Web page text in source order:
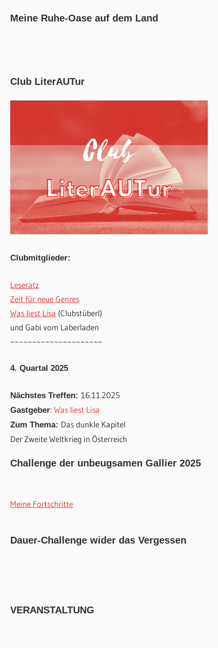
Meine Ruhe-Oase auf dem Land
Club LiterAUTur
Clubmitglieder:
Leseratz
Zeit für neue Genres
Was liest Lisa (Clubstüberl)
und Gabi vom Laberladen
~~~~~~~~~~~~~~~~~~~~~
4. Quartal 2025
Nächstes Treffen:16.11.2025
Gastgeber:Was liest Lisa
Zum Thema: Das dunkle Kapitel
Der Zweite Weltkrieg in Österreich
Challenge der unbeugsamen Gallier 2025
Meine Fortschritte
Dauer-Challenge wider das Vergessen
VERANSTALTUNG